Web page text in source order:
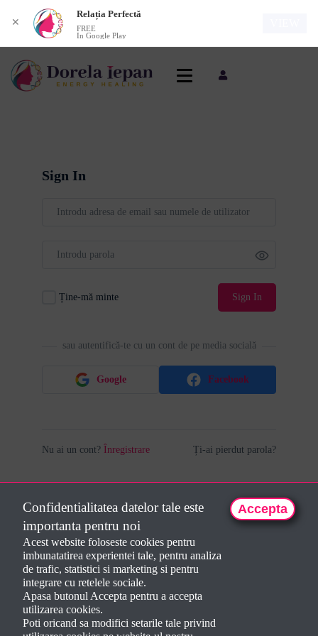
Sign In
Google Facebook
sau autentifică-te cu un cont de pe media socială
Ține-mă minte Sign In
Nu ai un cont? Înregistrare Ți-ai pierdut parola?
✕
Relația Perfectă
FREE
In Google Play
Confidentialitatea datelor tale este
importanta pentru noi
Acest website foloseste cookies pentru
imbunatatirea experientei tale, pentru analiza
de trafic, statistici si marketing si pentru
integrare cu retelele sociale.
Apasa butonul Accepta pentru a accepta
utilizarea cookies.
Poti oricand sa modifici setarile tale privind
Accepta